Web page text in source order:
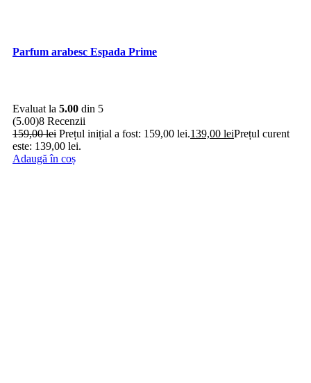
Parfum arabesc Espada Prime
Evaluat la 5.00 din 5
(5.00)8 Recenzii
159,00lei Prețul inițial a fost: 159,00 lei.139,00 leiPrețul curent
este: 139,00 lei.
Adaugă în coș